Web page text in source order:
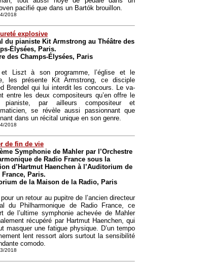
pacifié que dans un Bartók brouillon.
2018
explosive
du pianiste Kit Armstrong au Théâtre des
Élysées, Paris.
des Champs-Élysées, Paris
et Liszt à son programme, l’église et le
les présente Kit Armstrong, ce disciple
Brendel qui lui interdit les concours. Le va-
entre les deux compositeurs qu’en offre le
pianiste, par ailleurs compositeur et
se révèle aussi passionnant que
dans un récital unique en son genre.
2018
de fin de vie
Symphonie de Mahler par l’Orchestre
de Radio France sous la
d’Hartmut Haenchen à l’Auditorium de
France, Paris.
de la Maison de la Radio, Paris
pour un retour au pupitre de l’ancien directeur
du Philharmonique de Radio France, ce
de l’ultime symphonie achevée de Mahler
récupéré par Hartmut Haenchen, qui
masquer une fatigue physique. D’un tempo
lent ressort alors surtout la sensibilité
comodo.
2018